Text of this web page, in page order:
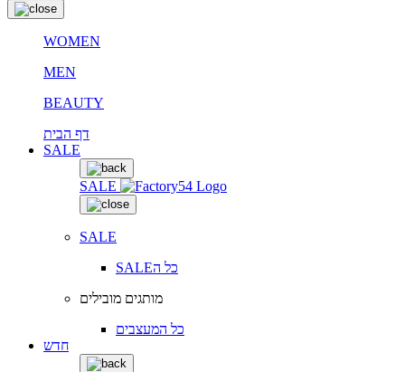
WOMEN
MEN
BEAUTY
דף הבית
SALE
SALE
SALE
SALEכל ה
מותגים מובילים
כל המעצבים
חדש